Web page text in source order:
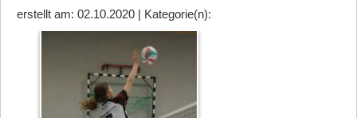
erstellt am: 02.10.2020 | Kategorie(n):